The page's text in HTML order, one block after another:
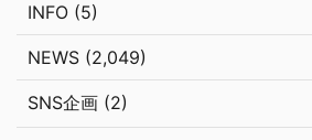
INFO (5)
NEWS (2,049)
SNS企画 (2)